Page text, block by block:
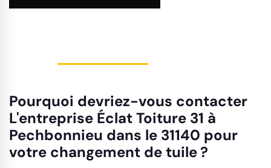
Pourquoi devriez-vous contacter
L'entreprise Éclat Toiture 31 à
Pechbonnieu dans le 31140 pour
votre changement de tuile ?